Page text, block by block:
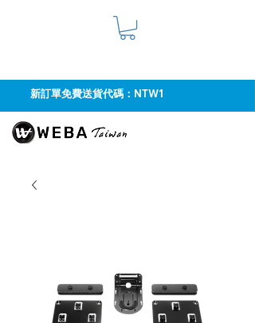
新訂單免費送貨代碼：NTW1